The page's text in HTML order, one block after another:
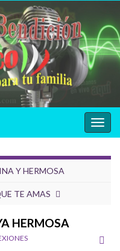
la
Y HERMOSA
TE AMAS
HERMOSA